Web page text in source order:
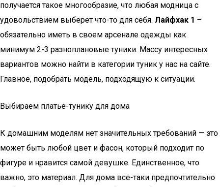
получается такое многообразие, что любая модница с
удовольствием выберет что-то для себя. Лайфхак 1 –
обязательно иметь в своем арсенале одежды как
минимум 2-3 разноплановые туники. Массу интересных
вариантов можно найти в категории туник у нас на сайте.
Главное, подобрать модель, подходящую к ситуации.
Выбираем платье-тунику для дома
К домашним моделям нет значительных требований — это
может быть любой цвет и фасон, который подходит по
фигуре и нравится самой девушке. Единственное, что
важно, это материал. Для дома все-таки предпочтительно